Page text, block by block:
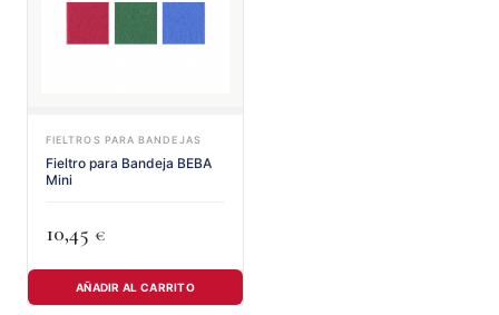
FIELTROS PARA BANDEJAS
Fieltro para Bandeja BEBA
Mini
10,45 €
AÑADIR AL CARRITO